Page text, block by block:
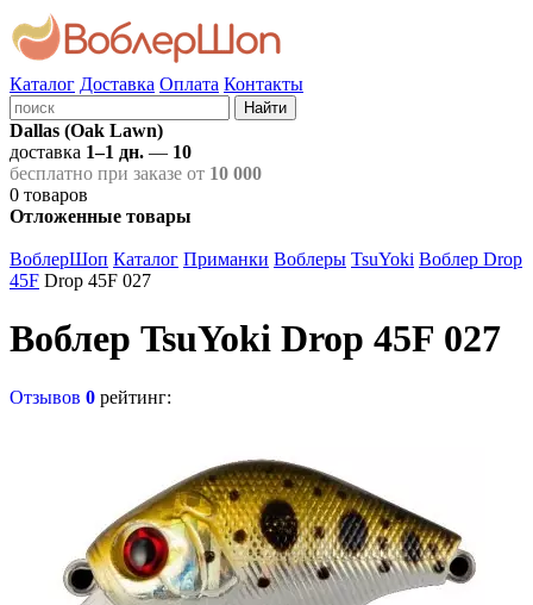
Каталог Доставка Оплата Контакты
Найти
Dallas (Oak Lawn)
доставка 1–1 дн. — 10
бесплатно при заказе от 10 000
0 товаров
Отложенные товары
ВоблерШоп Каталог Приманки Воблеры TsuYoki Воблер Drop
45F Drop 45F 027
Воблер TsuYoki Drop 45F 027
Отзывов 0 рейтинг: